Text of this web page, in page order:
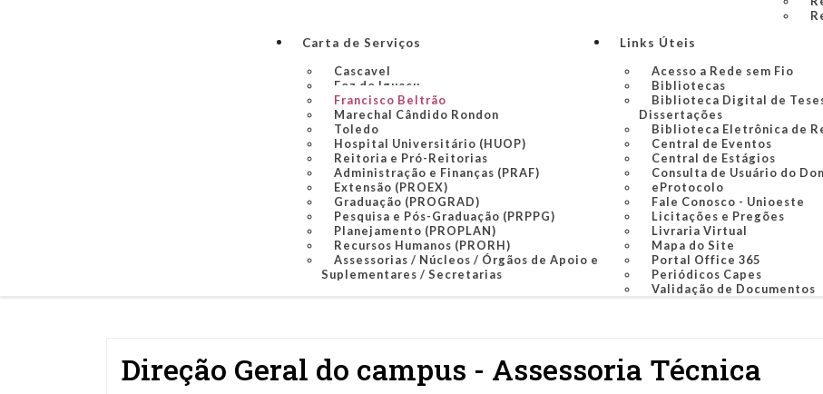
Carta de Serviços
Cascavel
Foz do Iguaçu
Francisco Beltrão
Marechal Cândido Rondon
Toledo
Hospital Universitário (HUOP)
Reitoria e Pró-Reitorias
Administração e Finanças (PRAF)
Extensão (PROEX)
Graduação (PROGRAD)
Pesquisa e Pós-Graduação (PRPPG)
Planejamento (PROPLAN)
Recursos Humanos (PRORH)
Assessorias / Núcleos / Órgãos de Apoio e
Suplementares / Secretarias
Links Úteis
Acesso a Rede sem Fio
Bibliotecas
Biblioteca Digital de
Dissertações
Biblioteca Eletrônica de
Central de Eventos
Central de Estágios
Consulta de Usuário do
eProtocolo
Fale Conosco - Unioeste
Licitações e Pregões
Livraria Virtual
Mapa do Site
Portal Office 365
Periódicos Capes
Validação de Documentos
Direção Geral do campus - Assessoria Técnica